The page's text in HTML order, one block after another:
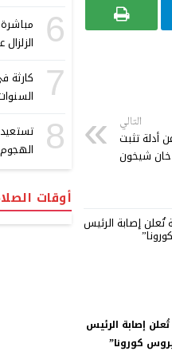
التالي
أدلة تثبت
شيخون
إصابة الرئيس
كورونا”
6
7
كارثة
8
أوقات